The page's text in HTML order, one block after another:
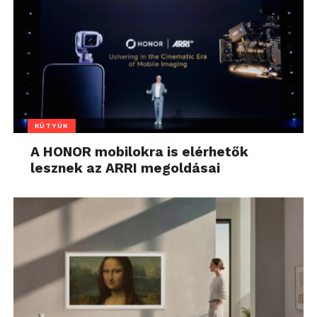
KÜTYÜK
A HONOR mobilokra is elérhetők
lesznek az ARRI megoldásai